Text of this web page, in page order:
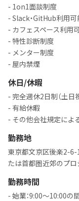
- 1on1面談制度
- Slack・GitHub利用可
- カフェスペース利用可
- 特性診断制度
- メンター制度
- 屋内禁煙
休日/休暇
- 完全週休2日制（土日
- 有給休暇
- その他会社規定によ
勤務地
東京都文京区後楽2-6-
たは首都圏近郊のプロ
勤務時間
- 始業：9:00〜10:00の